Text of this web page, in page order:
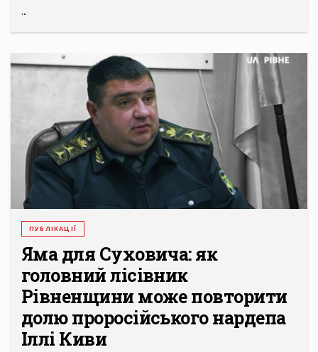
...
ПУБЛІКАЦІЇ
Яма для Суховича: як
головний лісівник
Рівненщини може повторити
долю проросійського нардепа
Іллі Киви